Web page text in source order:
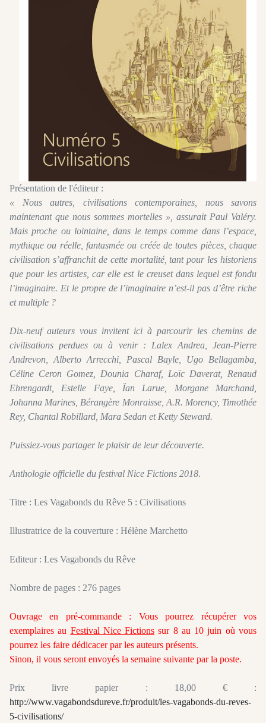
Présentation de l'éditeur :
« Nous autres, civilisations contemporaines, nous savons
maintenant que nous sommes mortelles », assurait Paul Valéry.
Mais proche ou lointaine, dans le temps comme dans l’espace,
mythique ou réelle, fantasmée ou créée de toutes pièces, chaque
civilisation s’affranchit de cette mortalité, tant pour les historiens
que pour les artistes, car elle est le creuset dans lequel est fondu
l’imaginaire. Et le propre de l’imaginaire n’est-il pas d’être riche
et multiple ?
Dix-neuf auteurs vous invitent ici à parcourir les chemins de
civilisations perdues ou à venir : Lalex Andrea, Jean-Pierre
Andrevon, Alberto Arrecchi, Pascal Bayle, Ugo Bellagamba,
Céline Ceron Gomez, Dounia Charaf, Loïc Daverat, Renaud
Ehrengardt, Estelle Faye, Ïan Larue, Morgane Marchand,
Johanna Marines, Bérangère Monraisse, A.R. Morency, Timothée
Rey, Chantal Robillard, Mara Sedan et Ketty Steward.
Puissiez-vous partager le plaisir de leur découverte.
Anthologie officielle du festival Nice Fictions 2018.
Titre : Les Vagabonds du Rêve 5 : Civilisations
Illustratrice de la couverture : Hélène Marchetto
Editeur : Les Vagabonds du Rêve
Nombre de pages : 276 pages
Ouvrage en pré-commande : Vous pourrez récupérer vos
exemplaires au Festival Nice Fictions sur 8 au 10 juin où vous
pourrez les faire dédicacer par les auteurs présents.
Sinon, il vous seront envoyés la semaine suivante par la poste.
Prix livre papier : 18,00 € :
http://www.vagabondsdureve.fr/produit/les-vagabonds-du-reves-
5-civilisations/